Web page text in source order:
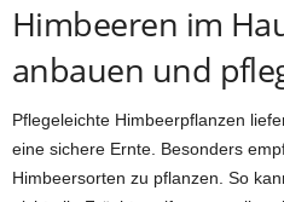
Himbeeren im
anbauen und
Pflegeleichte Himbeerpflanzen
eine sichere Ernte. Besonders
Himbeersorten zu pflanzen. So